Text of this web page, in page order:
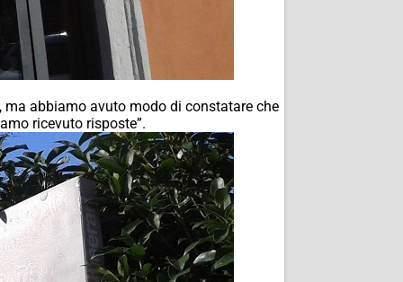
abbiamo avuto modo di constatare che
ricevuto risposte”.